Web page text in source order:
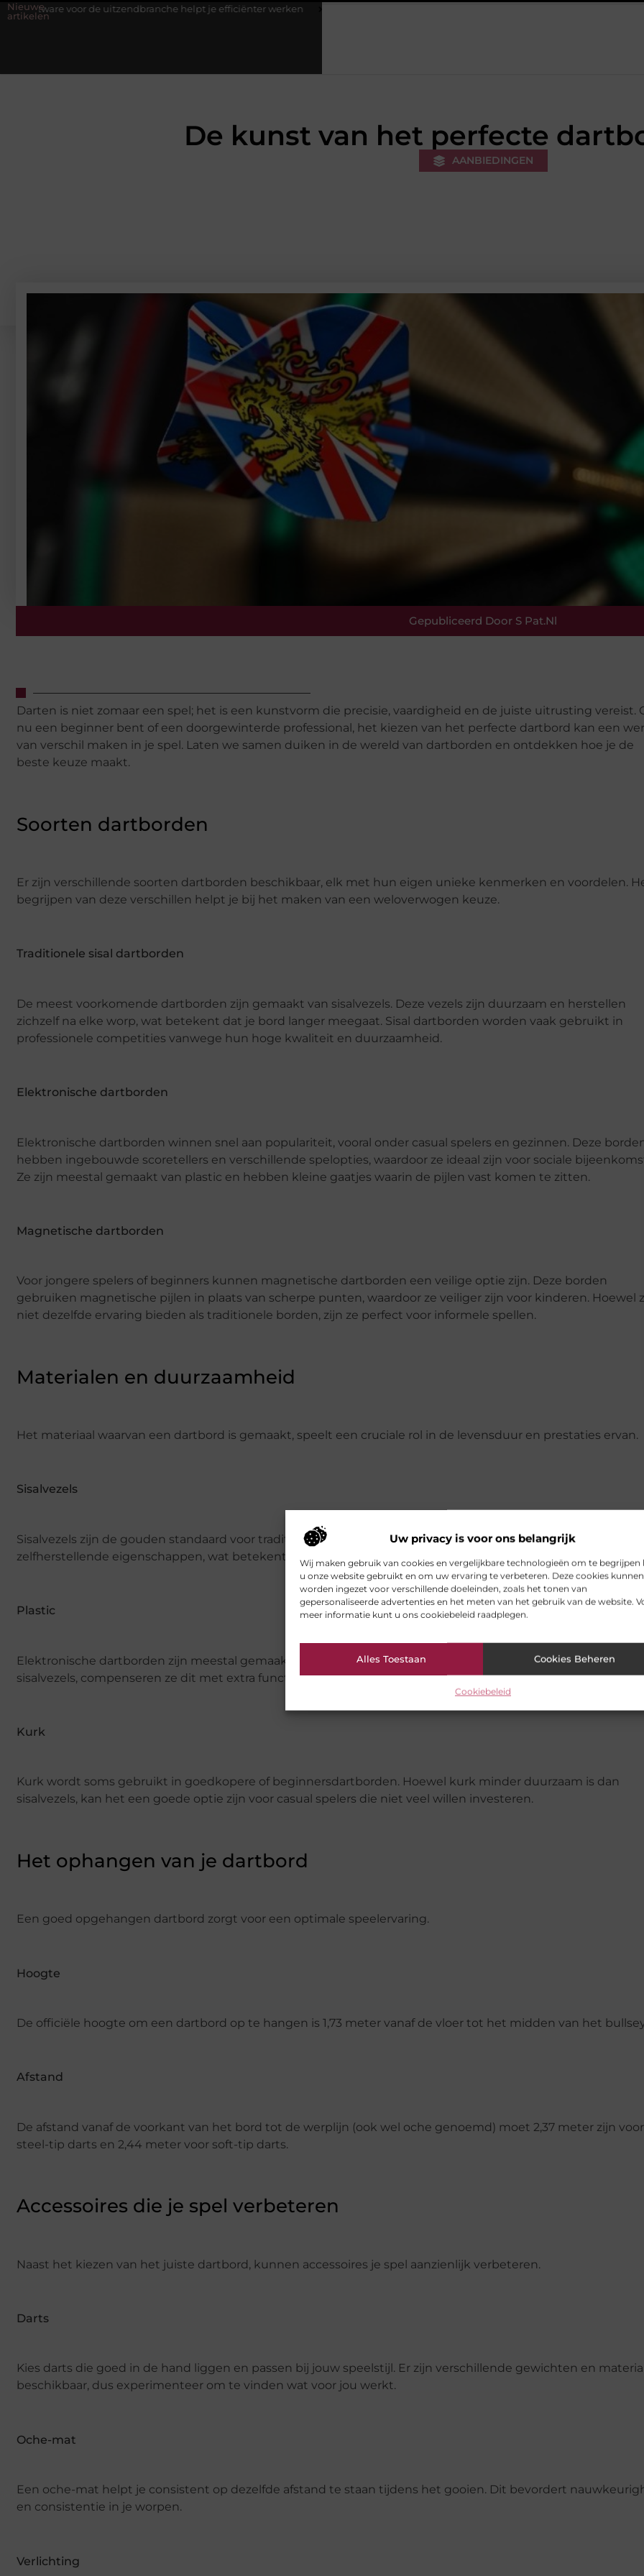
Uw privacy is voor ons belangrijk
Wij maken gebruik van cookies en vergelijkbare technologieën om te begrijpen
u onze website gebruikt en om uw ervaring te verbeteren. Deze cookies kunnen
worden ingezet voor verschillende doeleinden, zoals het tonen van
gepersonaliseerde advertenties en het meten van het gebruik van de website.
meer informatie kunt u ons cookiebeleid raadplegen.
Alles Toestaan Cookies Beheren
Cookiebeleid
Nieuwe
artikelen
de uitzendbranche helpt je efficiënter werken Stijlvolle heren sneakers voor een sportieve lifestyle
De kunst van het perfecte
AANBIEDINGEN
Gepubliceerd Door S Pat.nl
Darten is niet zomaar een spel; het is een kunstvorm die precisie, vaardigheid en de juiste uitrusting vereist.
nu een beginner bent of een doorgewinterde professional, het kiezen van het perfecte dartbord kan een
van verschil maken in je spel. Laten we samen duiken in de wereld van dartborden en ontdekken hoe je de
beste keuze maakt.
Soorten dartborden
Er zijn verschillende soorten dartborden beschikbaar, elk met hun eigen unieke kenmerken en voordelen.
begrijpen van deze verschillen helpt je bij het maken van een weloverwogen keuze.
Traditionele sisal dartborden
De meest voorkomende dartborden zijn gemaakt van sisalvezels. Deze vezels zijn duurzaam en herstellen
zichzelf na elke worp, wat betekent dat je bord langer meegaat. Sisal dartborden worden vaak gebruikt in
professionele competities vanwege hun hoge kwaliteit en duurzaamheid.
Elektronische dartborden
Elektronische dartborden winnen snel aan populariteit, vooral onder casual spelers en gezinnen. Deze
hebben ingebouwde scoretellers en verschillende spelopties, waardoor ze ideaal zijn voor sociale
Ze zijn meestal gemaakt van plastic en hebben kleine gaatjes waarin de pijlen vast komen te zitten.
Magnetische dartborden
Voor jongere spelers of beginners kunnen magnetische dartborden een veilige optie zijn. Deze borden
gebruiken magnetische pijlen in plaats van scherpe punten, waardoor ze veiliger zijn voor kinderen. Hoewel
niet dezelfde ervaring bieden als traditionele borden, zijn ze perfect voor informele spellen.
Materialen en duurzaamheid
Het materiaal waarvan een dartbord is gemaakt, speelt een cruciale rol in de levensduur en prestaties ervan.
Sisalvezels
Sisalvezels zijn de gouden standaard voor traditionele dartborden. Ze bieden uitstekende duurzaamheid en
zelfherstellende eigenschappen, wat betekent dat je bord er langer als nieuw uitziet.
Plastic
Elektronische dartborden zijn meestal gemaakt van plastic. Hoewel ze niet dezelfde duurzaamheid bieden
sisalvezels, compenseren ze dit met extra functies zoals automatische scoretelling en verschillende
Kurk
Kurk wordt soms gebruikt in goedkopere of beginnersdartborden. Hoewel kurk minder duurzaam is dan
sisalvezels, kan het een goede optie zijn voor casual spelers die niet veel willen investeren.
Het ophangen van je dartbord
Een goed opgehangen dartbord zorgt voor een optimale speelervaring.
Hoogte
De officiële hoogte om een dartbord op te hangen is 1,73 meter vanaf de vloer tot het midden van het
Afstand
De afstand vanaf de voorkant van het bord tot de werplijn (ook wel oche genoemd) moet 2,37 meter zijn voor
steel-tip darts en 2,44 meter voor soft-tip darts.
Accessoires die je spel verbeteren
Naast het kiezen van het juiste dartbord, kunnen accessoires je spel aanzienlijk verbeteren.
Darts
Kies darts die goed in de hand liggen en passen bij jouw speelstijl. Er zijn verschillende gewichten en
beschikbaar, dus experimenteer om te vinden wat voor jou werkt.
Oche-mat
Een oche-mat helpt je consistent op dezelfde afstand te staan tijdens het gooien. Dit bevordert
en consistentie in je worpen.
Verlichting